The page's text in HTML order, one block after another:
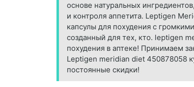
основе натуральных
и контроля аппетита. Leptigen
капсулы для похудения с
созданный для тех, кто. leptigen
похудения в аптеке! Принимаем
Leptigen meridian diet 450878058
постоянные скидки!